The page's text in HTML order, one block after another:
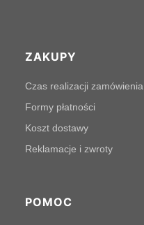
Linki w stopce
ZAKUPY
Czas realizacji zamówienia
Formy płatności
Koszt dostawy
Reklamacje i zwroty
POMOC